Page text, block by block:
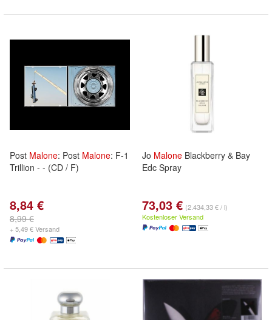
Post Malone: Post Malone: F-1
Trillion - - (CD / F)
8,84 €
8,99 €
+ 5,49 € Versand
Jo Malone Blackberry & Bay
Edc Spray
73,03 € (2.434,33 € / l)
Kostenloser Versand